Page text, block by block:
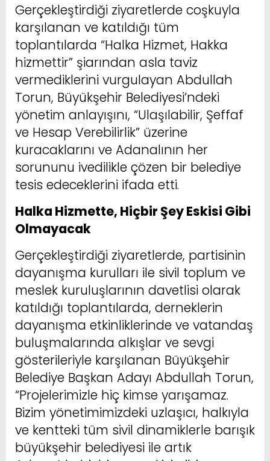
Gerçekleştirdiği ziyaretlerde coşkuyla
karşılanan ve katıldığı tüm
toplantılarda “Halka Hizmet, Hakka
hizmettir” şiarından asla taviz
vermediklerini vurgulayan Abdullah
Torun, Büyükşehir Belediyesi’ndeki
yönetim anlayışını, “Ulaşılabilir, Şeffaf
ve Hesap Verebilirlik” üzerine
kuracaklarını ve Adanalının her
sorununu ivedilikle çözen bir belediye
tesis edeceklerini ifada etti.
Halka Hizmette, Hiçbir Şey Eskisi Gibi
Olmayacak
Gerçekleştirdiği ziyaretlerde, partisinin
dayanışma kurulları ile sivil toplum ve
meslek kuruluşlarının davetlisi olarak
katıldığı toplantılarda, derneklerin
dayanışma etkinliklerinde ve vatandaş
buluşmalarında alkışlar ve sevgi
gösterileriyle karşılanan Büyükşehir
Belediye Başkan Adayı Abdullah Torun,
“Projelerimizle hiç kimse yarışamaz.
Bizim yönetimimizdeki uzlaşıcı, halkıyla
ve kentteki tüm sivil dinamiklerle barışık
büyükşehir belediyesi ile artık